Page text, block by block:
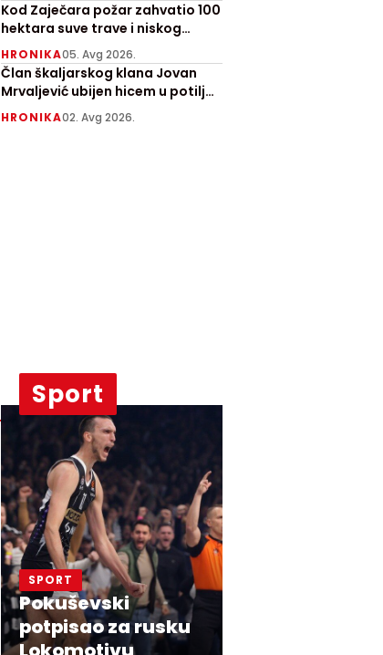
Kod Zaječara požar zahvatio 100
hektara suve trave i niskog
rastinja, angažovan "Kamov"
HRONIKA05. Avg 2026.
Član škaljarskog klana Jovan
Mrvaljević ubijen hicem u potiljak
kod Nikšića
HRONIKA02. Avg 2026.
Sport
SPORT
Pokuševski
potpisao za rusku